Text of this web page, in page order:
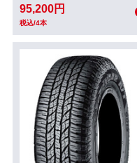
95,200円
税込/4本